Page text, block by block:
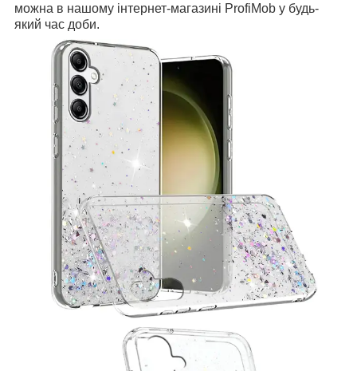
можна в нашому інтернет-магазині ProfiMob у будь-
який час доби.